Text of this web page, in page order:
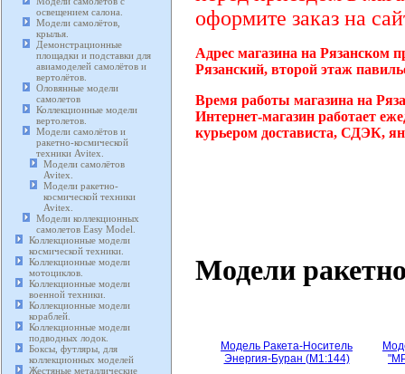
освещением салона.
Модели самолётов,
крылья.
Демонстрационные
площадки и подставки для
авиамоделей самолётов и
вертолётов.
Оловянные модели
самолетов
Коллекционные модели
вертолетов.
Модели самолётов и
ракетно-космической
техники Avitex.
Модели самолётов
Avitex.
Модели ракетно-
космической техники
Avitex.
Модели коллекционных
самолетов Easy Model.
Коллекционные модели
космической техники.
Коллекционные модели
мотоциклов.
Коллекционные модели
военной техники.
Коллекционные модели
кораблей.
Коллекционные модели
подводных лодок.
Боксы, футляры, для
коллекционных моделей
Жестяные металлические
оформите заказ на
Адрес магазина на Рязанском
Рязанский, второй этаж
Время работы магазина на
Интернет-магазин работает
курьером достависта, СДЭК,
Модели
Модель Ракета-Носитель
Энергия-Буран (М1:144)